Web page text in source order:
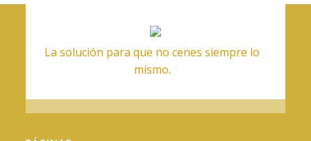
La solución para que no cenes siempre lo
mismo.